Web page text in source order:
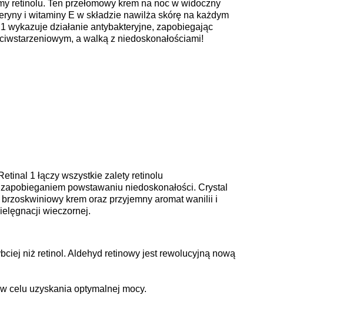
retinolu. Ten przełomowy krem na noc w widoczny
i witaminy E w składzie nawilża skórę na każdym
wykazuje działanie antybakteryjne, zapobiegając
a walką z niedoskonałościami!
1 łączy wszystkie zalety retinolu
powstawaniu niedoskonałości. Crystal
krem oraz przyjemny aromat wanilii i
wieczornej.
niż retinol. Aldehyd retinowy jest rewolucyjną nową
celu uzyskania optymalnej mocy.